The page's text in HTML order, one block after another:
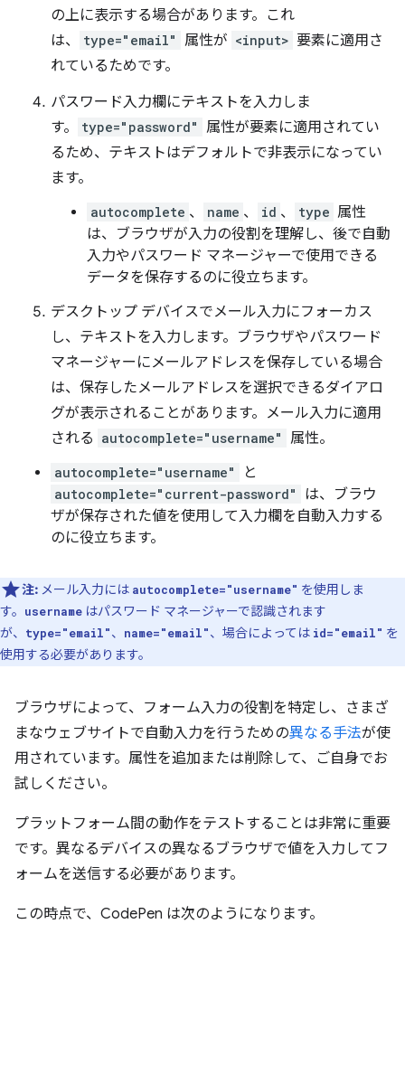
の上に表示する場合があります。これ
は、
type="email" 属性が <input> 要素に適用さ
れているためです。
パスワード入力欄にテキストを入力しま
す。
type="password"
属性が要素に適用されてい
るため、テキストはデフォルトで非表示になってい
ます。
autocomplete 、 name 、 id 、 type 属性
は、ブラウザが入力の役割を理解し、後で自動
入力やパスワード マネージャーで使用できる
データを保存するのに役立ちます。
デスクトップ デバイスでメール入力にフォーカス
し、テキストを入力します。ブラウザやパスワード
マネージャーにメールアドレスを保存している場合
は、保存したメールアドレスを選択できるダイアロ
グが表示されることがあります。メール入力に適用
される autocomplete="username" 属性。
autocomplete="username" と
autocomplete="current-password"
は、ブラウ
ザが保存された値を使用して入力欄を自動入力する
のに役立ちます。
注: メール入力には autocomplete="username" を使用しま
す。
username はパスワード マネージャーで認識されます
が、
type="email"、 name="email"、場合によっては id="email" を
使用する必要があります。
ブラウザによって、フォーム入力の役割を特定し、さまざ
まなウェブサイトで自動入力を行うための異なる手法が使
用されています。属性を追加または削除して、ご自身でお
試しください。
プラットフォーム間の動作をテストすることは非常に重要
です。異なるデバイスの異なるブラウザで値を入力してフ
ォームを送信する必要があります。
この時点で、CodePen は次のようになります。